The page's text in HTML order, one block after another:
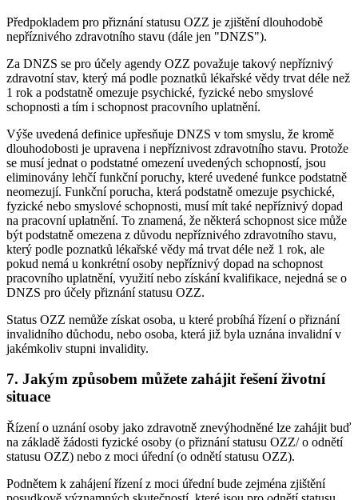
Předpokladem pro přiznání statusu OZZ je zjištění dlouhodobě
nepříznivého zdravotního stavu (dále jen "DNZS").
Za DNZS se pro účely agendy OZZ považuje takový nepříznivý
zdravotní stav, který má podle poznatků lékařské vědy trvat déle než
1 rok a podstatně omezuje psychické, fyzické nebo smyslové
schopnosti a tím i schopnost pracovního uplatnění.
Výše uvedená definice upřesňuje DNZS v tom smyslu, že kromě
dlouhodobosti je upravena i nepříznivost zdravotního stavu. Protože
se musí jednat o podstatné omezení uvedených schopností, jsou
eliminovány lehčí funkční poruchy, které uvedené funkce podstatně
neomezují. Funkční porucha, která podstatně omezuje psychické,
fyzické nebo smyslové schopnosti, musí mít také nepříznivý dopad
na pracovní uplatnění. To znamená, že některá schopnost sice může
být podstatně omezena z důvodu nepříznivého zdravotního stavu,
který podle poznatků lékařské vědy má trvat déle než 1 rok, ale
pokud nemá u konkrétní osoby nepříznivý dopad na schopnost
pracovního uplatnění, využití nebo získání kvalifikace, nejedná se o
DNZS pro účely přiznání statusu OZZ.
Status OZZ nemůže získat osoba, u které probíhá řízení o přiznání
invalidního důchodu, nebo osoba, která již byla uznána invalidní v
jakémkoliv stupni invalidity.
7. Jakým způsobem můžete zahájit řešení životní
situace
Řízení o uznání osoby jako zdravotně znevýhodněné lze zahájit buď
na základě žádosti fyzické osoby (o přiznání statusu OZZ/ o odnětí
statusu OZZ) nebo z moci úřední (o odnětí statusu OZZ).
Podnětem k zahájení řízení z moci úřední bude zejména zjištění